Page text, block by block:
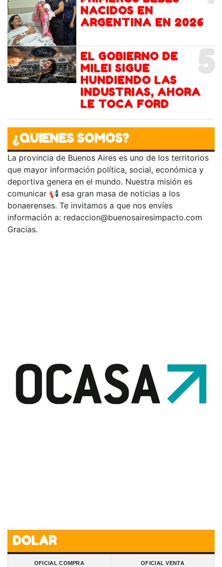
NACIDOS EN
ARGENTINA EN 2026
5
EL GOBIERNO DE
MILEI SIGUE
HUNDIENDO LAS
INDUSTRIAS, AHORA
LE TOCA FORD
¿QUIENES SOMOS?
La provincia de Buenos Aires es uno de los territorios
que mayor información política, social, económica y
deportiva genera en el mundo. Nuestra misión es
comunicar 📢 esa gran masa de noticias a los
bonaerenses. Te invitamos a que nos envíes
información a: redaccion@buenosairesimpacto.com
Gracias.
DOLAR
OFICIAL COMPRA OFICIAL VENTA